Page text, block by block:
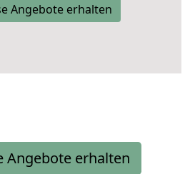
Angebote erhalten
Angebote erhalten